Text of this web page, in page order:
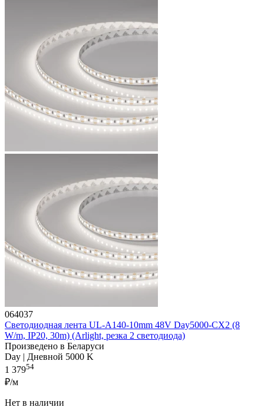
064037
Светодиодная лента UL-A140-10mm 48V Day5000-CX2 (8
W/m, IP20, 30m) (Arlight, резка 2 светодиода)
Произведено в Беларуси
Day | Дневной 5000 K
1 37954
₽/м
Нет в наличии